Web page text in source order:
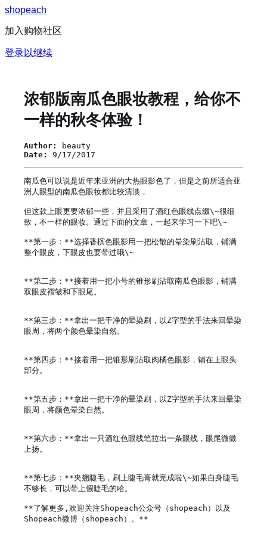
shopeach
加入购物社区
登录以继续
浓郁版南瓜色眼妆教程，给你不
一样的秋冬体验！
Author:
beauty
Date:
9/17/2017
南瓜色可以说是近年来亚洲的大热眼影色了，但是之前所适合亚
洲人眼型的南瓜色眼妆都比较清淡，
但这款上眼更要浓郁一些，并且采用了酒红色眼线点缀\~很细
致，不一样的眼妆。通过下面的文章，一起来学习一下吧\~
**第一步：**选择香槟色眼影用一把松散的晕染刷沾取，铺满
整个眼皮，下眼皮也要带过哦\~
**第二步：**接着用一把小号的锥形刷沾取南瓜色眼影，铺满
双眼皮褶皱和下眼尾。
**第三步：**拿出一把干净的晕染刷，以Z字型的手法来回晕染
眼周，将两个颜色晕染自然。
**第四步：**接着用一把锥形刷沾取肉橘色眼影，铺在上眼头
部分。
**第五步：**拿出一把干净的晕染刷，以Z字型的手法来回晕染
眼周，将颜色晕染自然。
**第六步：**拿出一只酒红色眼线笔拉出一条眼线，眼尾微微
上扬。
**第七步：**夹翘睫毛，刷上睫毛膏就完成啦\~如果自身睫毛
不够长，可以带上假睫毛的哈。
**了解更多,欢迎关注Shopeach公众号（shopeach）以及